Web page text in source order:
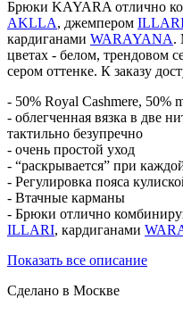
Брюки KAYARA отлично
AKLLA, джемпером
кардиганами WARAYANA.
цветах - белом, трендовом
сером оттенке. К заказу
- 50% Royal Cashmere, 50%
- облегченная вязка в две
тактильно безупречно
- очень простой уход
- “раскрывается” при
- Регулировка пояса
- Втачные карманы
- Брюки отлично
ILLARI, кардиганами
Показать все описание
Сделано в Москве